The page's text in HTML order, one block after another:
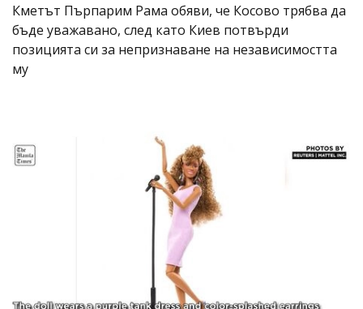
Кметът Пърпарим Рама обяви, че Косово трябва да
бъде уважавано, след като Киев потвърди
позицията си за непризнаване на независимостта
му